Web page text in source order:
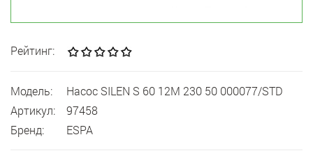
Рейтинг:
Модель:
Насос SILEN S 60 12M 230 50 000077/STD
Артикул:
97458
Бренд:
ESPA